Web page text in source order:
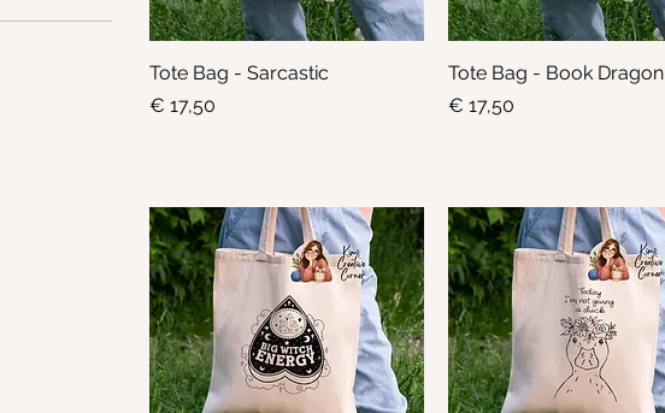
Snel overzicht
Tote Bag - Sarcastic
Prijs
€ 17,50
Snel overzicht
Tote Bag - Book Dragon
Prijs
€ 17,50